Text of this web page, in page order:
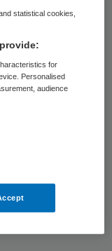
van Ede
het budget
naar
rond Ede zijn
kunnen
de grootste is
statistical cookies,
for
Personalised
audience